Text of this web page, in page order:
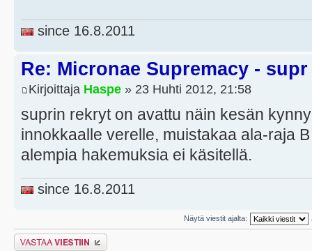
since 16.8.2011
Re: Micronae Supremacy - supr
Kirjoittaja Haspe » 23 Huhti 2012, 21:58
suprin rekryt on avattu näin kesän
innokkaalle verelle, muistakaa ala-raja
alempia hakemuksia ei käsitellä.
since 16.8.2011
Näytä viestit ajalta:
Lähetä vastaus